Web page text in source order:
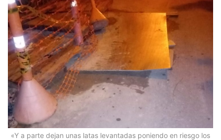
«Y a parte dejan unas latas levantadas poniendo en riesgo los